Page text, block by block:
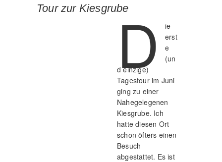
Tour zur KiesgrubeD
ie
erst
e
(un
d einzige)
Tagestour im Juni
ging zu einer
Nahegelegenen
Kiesgrube. Ich
hatte diesen Ort
schon öfters einen
Besuch
abgestattet. Es ist